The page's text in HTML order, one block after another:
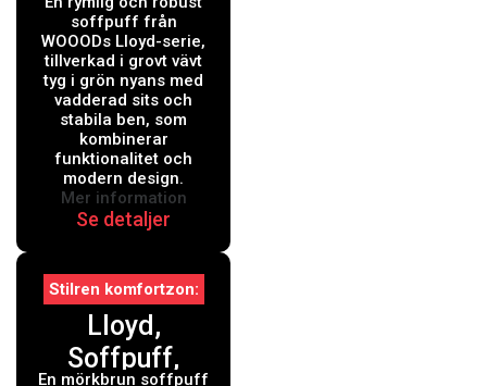
grön,
H45x90x90
cm
soffpuff från
WOOODs Lloyd-serie,
tillverkad i grovt vävt
tyg i grön nyans med
vadderad sits och
stabila ben, som
kombinerar
funktionalitet och
modern design.
Se detaljer
Mer information
Stilren komfortzon
Lloyd,
Soffpuff,
En mörkbrun soffpuff